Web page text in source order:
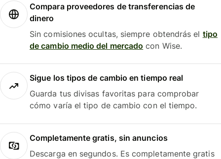
Compara proveedores de transferencias de
dinero
Sin comisiones ocultas, siempre obtendrás el tipo
de cambio medio del mercado con Wise.
Sigue los tipos de cambio en tiempo real
Guarda tus divisas favoritas para comprobar
cómo varía el tipo de cambio con el tiempo.
Completamente gratis, sin anuncios
Descarga en segundos. Es completamente gratis